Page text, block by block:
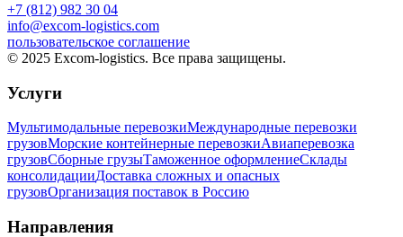
+7 (812) 982 30 04
info@excom-logistics.com
пользовательское соглашение
© 2025 Excom-logistics. Все права защищены.
Услуги
Мультимодальные перевозкиМеждународные перевозки
грузовМорские контейнерные перевозкиАвиаперевозка
грузовСборные грузыТаможенное оформлениеСклады
консолидацииДоставка сложных и опасных
грузовОрганизация поставок в Россию
Направления